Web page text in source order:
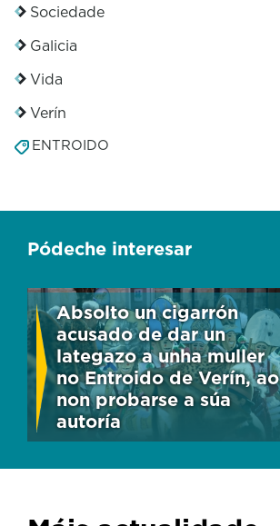
Sociedade
Galicia
Vida
Verín
ENTROIDO
Pódeche interesar
Absolto un cigarrón
acusado de dar un
lategazo a unha muller
no Entroido de Verín, ao
non probarse a súa
autoría